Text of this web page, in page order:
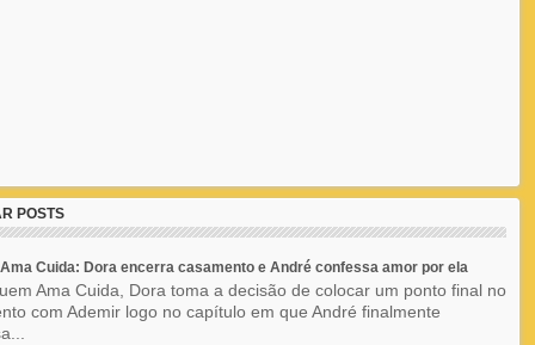
POSTS
Cuida: Dora encerra casamento e André confessa amor por ela
Ama Cuida, Dora toma a decisão de colocar um ponto final no
com Ademir logo no capítulo em que André finalmente